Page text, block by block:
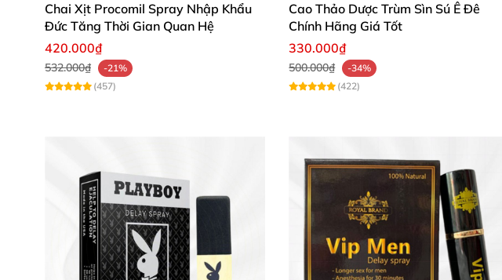
Chai Xịt Procomil Spray Nhập Khẩu
Đức Tăng Thời Gian Quan Hệ
420.000₫
532.000₫
-21%
(457)
Cao Thảo Dược Trùm Sìn Sú Ê Đê
Chính Hãng Giá Tốt
330.000₫
500.000₫
-34%
(422)